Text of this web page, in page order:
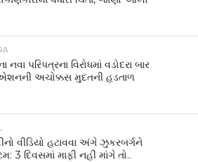
નવા પરિપત્રના વિરોધમાં વડોદરા બાર
અચોક્કસ મુદતની હડતાળ
વીડિયો હટાવવા અંગે ઝુકરબર્ગને
3 દિવસમાં માફી નહીં માંગે તો..